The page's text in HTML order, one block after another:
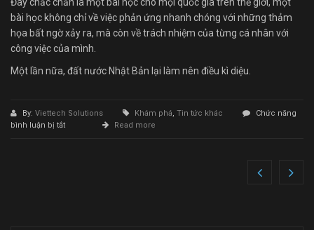
bài học không chỉ về việc phản ứng nhanh chóng với những thảm
họa bất ngờ xảy ra, mà còn về trách nhiệm của từng cá nhân với
công việc của mình.
Một lần nữa, đất nước Nhật Bản lại làm nên điều kì diệu.
By: Viettech Solutions Khám phá, Tin tức khác
Chức năng
bình luận bị tắtở
Read more